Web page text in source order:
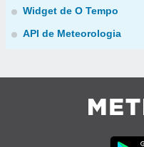
Widget de O Tempo
API de Meteorologia